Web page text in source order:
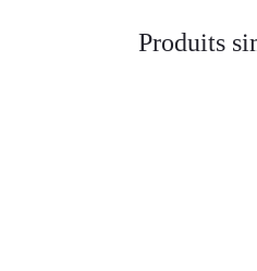
Produits